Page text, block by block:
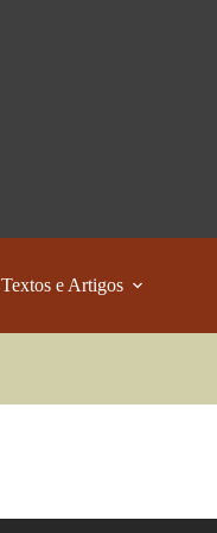
Textos e Artigos